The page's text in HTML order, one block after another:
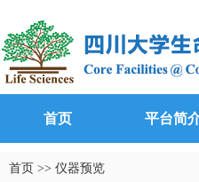
首页 平台简
首页 >> 仪器预览